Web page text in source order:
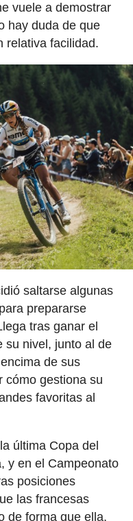
vuele a demostrar
hay duda de que
relativa facilidad.
saltarse algunas
prepararse
tras ganar el
su nivel, junto al de
de sus
cómo gestiona su
favoritas al
última Copa del
y en el Campeonato
posiciones
las francesas
de forma que ella,